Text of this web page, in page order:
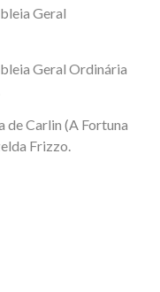
Geral
Geral Ordinária
de Carlin (A Fortuna
Frizzo.